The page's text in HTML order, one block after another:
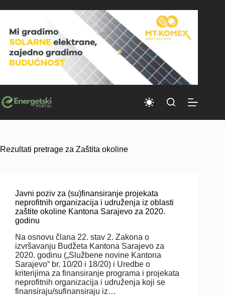
to
Rezultati pretrage za Zaštita okoline
Javni poziv za (su)finansiranje projekata
neprofitnih organizacija i udruženja iz oblasti
zaštite okoline Kantona Sarajevo za 2020.
godinu
Na osnovu člana 22. stav 2. Zakona o
izvršavanju Budžeta Kantona Sarajevo za
2020. godinu („Službene novine Kantona
Sarajevo“ br. 10/20 i 18/20) i Uredbe o
kriterijima za finansiranje programa i projekata
neprofitnih organizacija i udruženja koji se
finansiraju/sufinansiraju iz…